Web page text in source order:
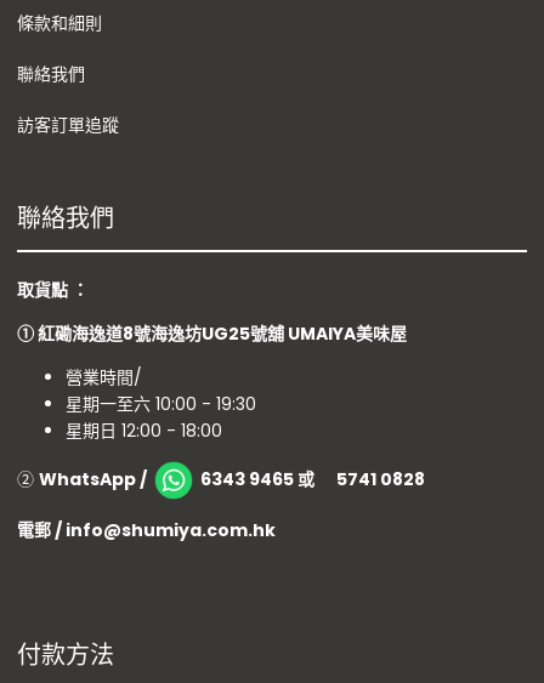
條款和細則
聯絡我們
訪客訂單追蹤
聯絡我們
取貨點 ：
①紅磡海逸道8號海逸坊UG25號舖 UMAIYA美味屋
營業時間/
星期一至六 10:00 - 19:30
星期日 12:00 - 18:00
② WhatsApp / 6343 9465 或 5741 0828
電郵 / info@shumiya.com.hk
付款方法